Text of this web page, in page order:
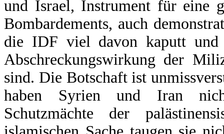
und Israel, Instrument für eine
Bombardements, auch
die IDF viel davon kaputt
Abschreckungswirkung der
sind. Die Botschaft ist
haben Syrien und Iran
Schutzmächte der